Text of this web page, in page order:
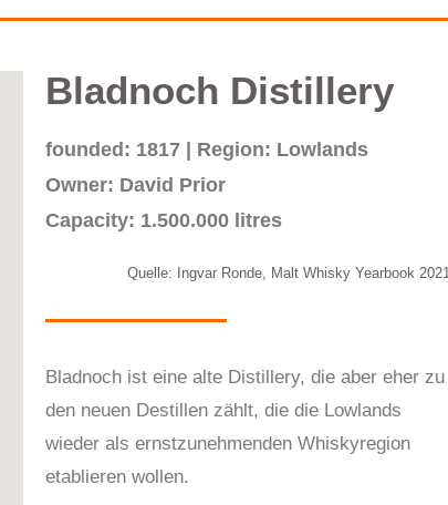
Bladnoch Distillery
founded: 1817 | Region: Lowlands
Owner: David Prior
Capacity: 1.500.000 litres
Quelle: Ingvar Ronde, Malt Whisky Yearbook 2021
Bladnoch ist eine alte Distillery, die aber eher zu
den neuen Destillen zählt, die die Lowlands
wieder als ernstzunehmenden Whiskyregion
etablieren wollen.